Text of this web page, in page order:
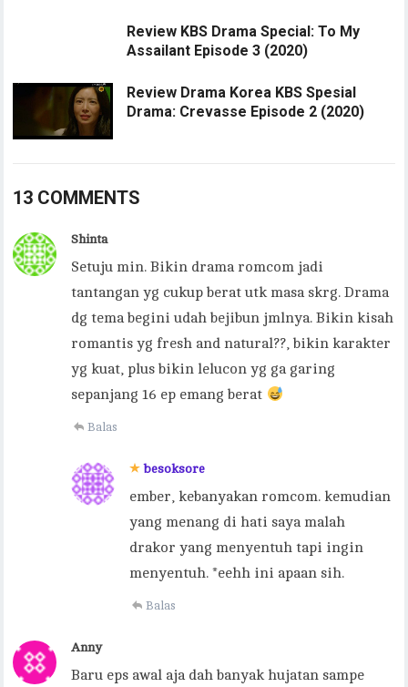
Review KBS Drama Special: To My
Assailant Episode 3 (2020)
Review Drama Korea KBS Spesial
Drama: Crevasse Episode 2 (2020)
13 COMMENTS
Shinta
Setuju min. Bikin drama romcom jadi
tantangan yg cukup berat utk masa skrg. Drama
dg tema begini udah bejibun jmlnya. Bikin kisah
romantis yg fresh and natural??, bikin karakter
yg kuat, plus bikin lelucon yg ga garing
sepanjang 16 ep emang berat
Balas
besoksore
ember, kebanyakan romcom. kemudian
yang menang di hati saya malah
drakor yang menyentuh tapi ingin
menyentuh. *eehh ini apaan sih.
Balas
Anny
Baru eps awal aja dah banyak hujatan sampe